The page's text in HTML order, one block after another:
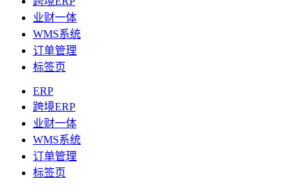
业财一体
WMS系统
订单管理
标签页
ERP
跨境ERP
业财一体
WMS系统
订单管理
标签页